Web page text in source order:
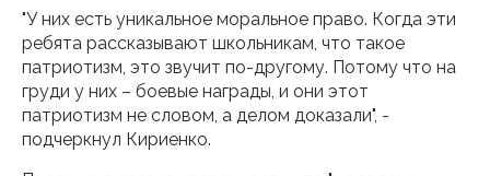
"У них есть уникальное моральное право. Когда эти
ребята рассказывают школьникам, что такое
патриотизм, это звучит по-другому. Потому что на
груди у них – боевые награды, и они этот
патриотизм не словом, а делом доказали", -
подчеркнул Кириенко.